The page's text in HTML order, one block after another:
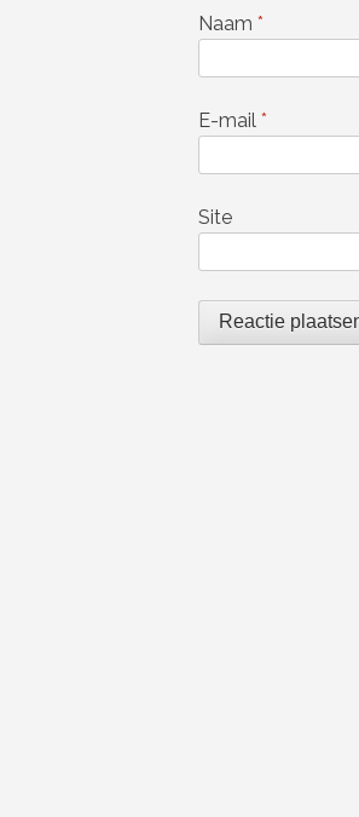
Naam *
E-mail *
Site